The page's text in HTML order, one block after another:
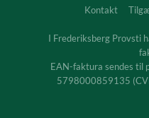
Kontakt
I Frederiksberg Provsti
EAN-faktura sendes til
5798000859135